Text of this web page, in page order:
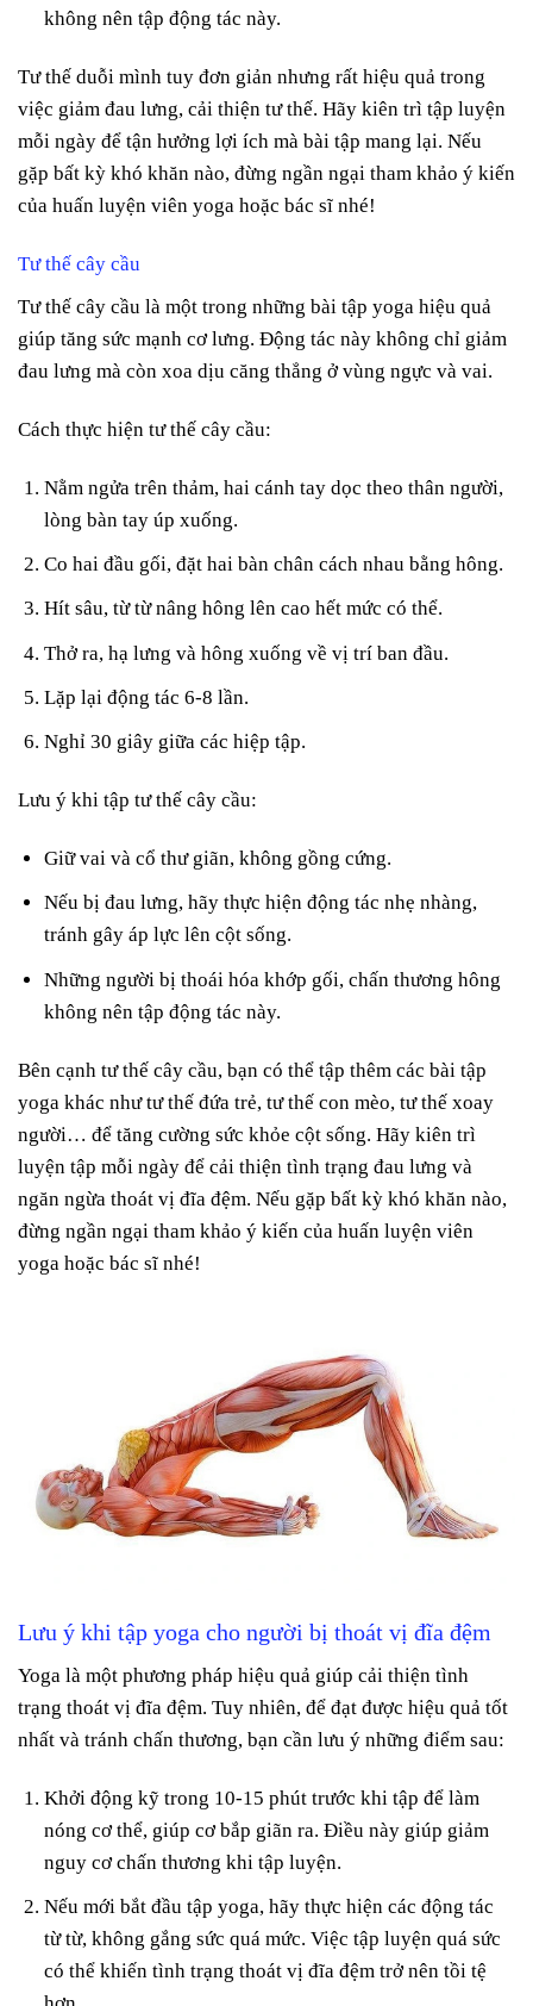
không nên tập động tác này.
Tư thế duỗi mình tuy đơn giản nhưng rất hiệu quả trong
việc giảm đau lưng, cải thiện tư thế. Hãy kiên trì tập luyện
mỗi ngày để tận hưởng lợi ích mà bài tập mang lại. Nếu
gặp bất kỳ khó khăn nào, đừng ngần ngại tham khảo ý kiến
của huấn luyện viên yoga hoặc bác sĩ nhé!
Tư thế cây cầu
Tư thế cây cầu là một trong những bài tập yoga hiệu quả
giúp tăng sức mạnh cơ lưng. Động tác này không chỉ giảm
đau lưng mà còn xoa dịu căng thẳng ở vùng ngực và vai.
Cách thực hiện tư thế cây cầu:
Nằm ngửa trên thảm, hai cánh tay dọc theo thân người,
lòng bàn tay úp xuống.
Co hai đầu gối, đặt hai bàn chân cách nhau bằng hông.
Hít sâu, từ từ nâng hông lên cao hết mức có thể.
Thở ra, hạ lưng và hông xuống về vị trí ban đầu.
Lặp lại động tác 6-8 lần.
Nghỉ 30 giây giữa các hiệp tập.
Lưu ý khi tập tư thế cây cầu:
Giữ vai và cổ thư giãn, không gồng cứng.
Nếu bị đau lưng, hãy thực hiện động tác nhẹ nhàng,
tránh gây áp lực lên cột sống.
Những người bị thoái hóa khớp gối, chấn thương hông
không nên tập động tác này.
Bên cạnh tư thế cây cầu, bạn có thể tập thêm các bài tập
yoga khác như tư thế đứa trẻ, tư thế con mèo, tư thế xoay
người… để tăng cường sức khỏe cột sống. Hãy kiên trì
luyện tập mỗi ngày để cải thiện tình trạng đau lưng và
ngăn ngừa thoát vị đĩa đệm. Nếu gặp bất kỳ khó khăn nào,
đừng ngần ngại tham khảo ý kiến của huấn luyện viên
yoga hoặc bác sĩ nhé!
Lưu ý khi tập yoga cho người bị thoát vị đĩa đệm
Yoga là một phương pháp hiệu quả giúp cải thiện tình
trạng thoát vị đĩa đệm. Tuy nhiên, để đạt được hiệu quả tốt
nhất và tránh chấn thương, bạn cần lưu ý những điểm sau:
Khởi động kỹ trong 10-15 phút trước khi tập để làm
nóng cơ thể, giúp cơ bắp giãn ra. Điều này giúp giảm
nguy cơ chấn thương khi tập luyện.
Nếu mới bắt đầu tập yoga, hãy thực hiện các động tác
từ từ, không gắng sức quá mức. Việc tập luyện quá sức
có thể khiến tình trạng thoát vị đĩa đệm trở nên tồi tệ